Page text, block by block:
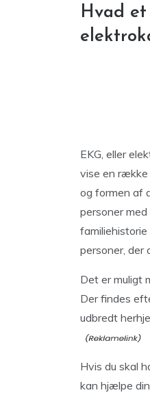
Hvad
EKG, eller
vise en række
og formen af
personer
personer, der
Det er muligt
Der findes
udbredt
Hvis du skal
kan hjælpe